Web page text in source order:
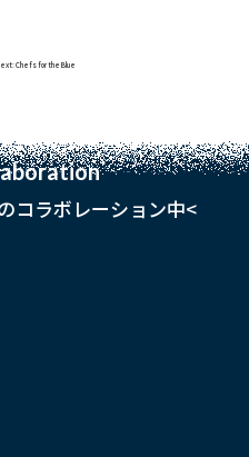
コラボレーション中<